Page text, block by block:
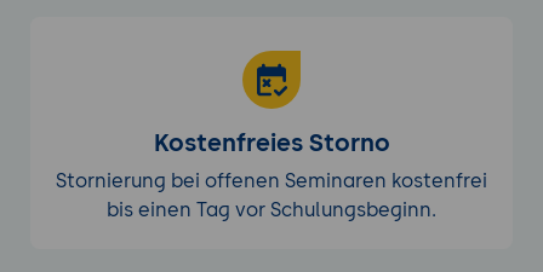
Kostenfreies Storno
Stornierung bei offenen Seminaren kostenfrei
bis einen Tag vor Schulungsbeginn.